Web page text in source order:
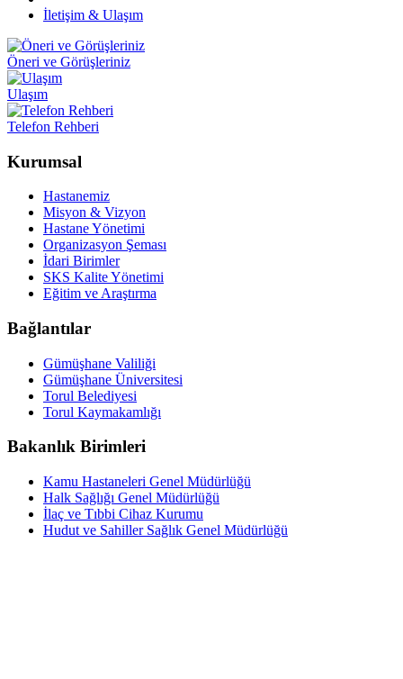
İletişim & Ulaşım
Öneri ve Görüşleriniz
Ulaşım
Telefon Rehberi
Kurumsal
Hastanemiz
Misyon & Vizyon
Hastane Yönetimi
Organizasyon Şeması
İdari Birimler
SKS Kalite Yönetimi
Eğitim ve Araştırma
Bağlantılar
Gümüşhane Valiliği
Gümüşhane Üniversitesi
Torul Belediyesi
Torul Kaymakamlığı
Bakanlık Birimleri
Kamu Hastaneleri Genel Müdürlüğü
Halk Sağlığı Genel Müdürlüğü
İlaç ve Tıbbi Cihaz Kurumu
Hudut ve Sahiller Sağlık Genel Müdürlüğü